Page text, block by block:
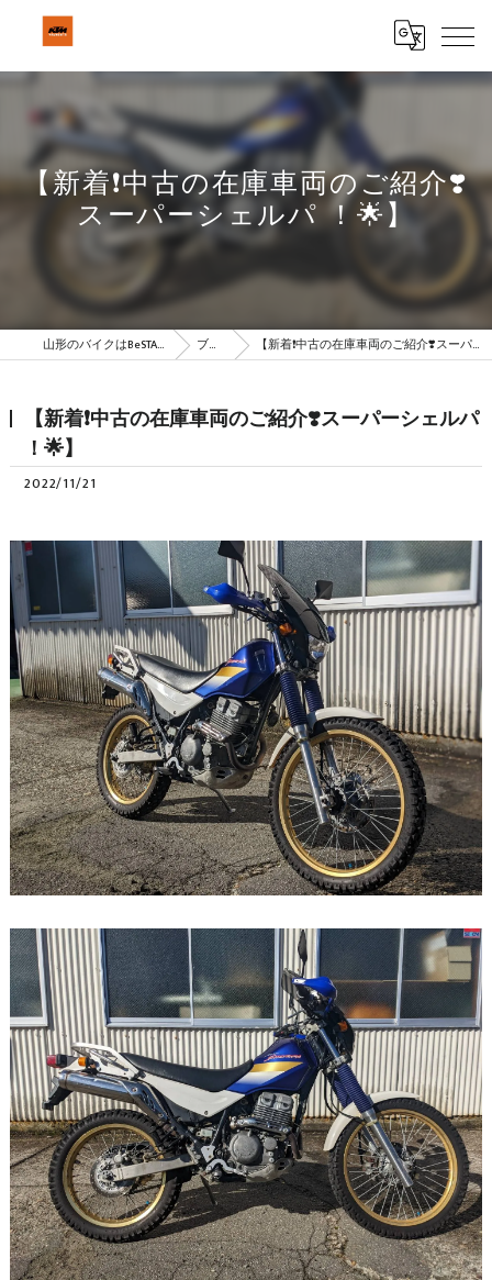
【新着❗️中古の在庫車両のご紹介❣️
スーパーシェルパ ！🌟】
山形のバイクはBeSTAR株式会社 ブログ 【新着❗️中古の在庫車両のご紹介❣️スーパーシェルパ ！🌟】
【新着❗️中古の在庫車両のご紹介❣️スーパーシェルパ
！🌟】
2022/11/21